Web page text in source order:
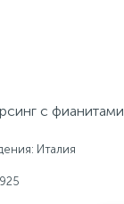
с фианитами
Италия